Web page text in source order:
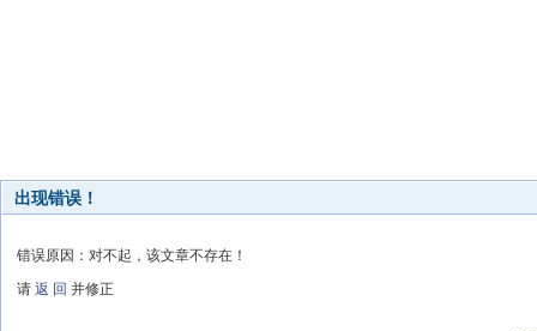
出现错误！
错误原因：对不起，该文章不存在！
请 返 回 并修正